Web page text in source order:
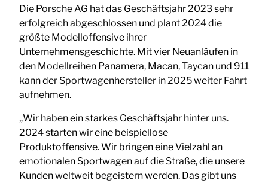
Die Porsche AG hat das Geschäftsjahr 2023 sehr
erfolgreich abgeschlossen und plant 2024 die
größte Modelloffensive ihrer
Unternehmensgeschichte. Mit vier Neuanläufen in
den Modellreihen Panamera, Macan, Taycan und 911
kann der Sportwagenhersteller in 2025 weiter Fahrt
aufnehmen.
„Wir haben ein starkes Geschäftsjahr hinter uns.
2024 starten wir eine beispiellose
Produktoffensive. Wir bringen eine Vielzahl an
emotionalen Sportwagen auf die Straße, die unsere
Kunden weltweit begeistern werden. Das gibt uns